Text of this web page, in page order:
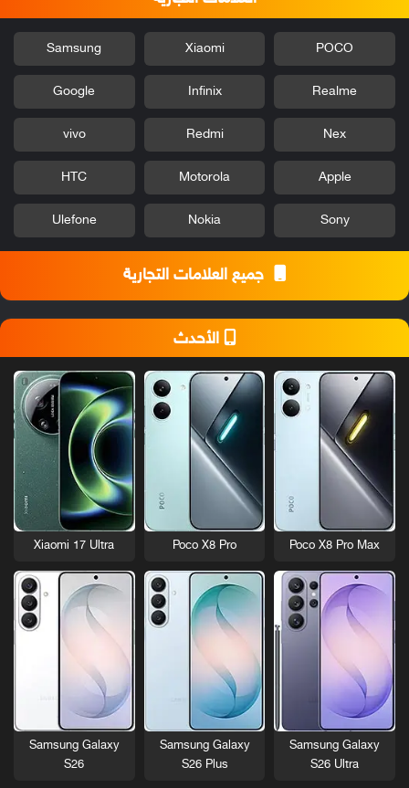
POCO
Xiaomi
Samsung
Realme
Infinix
Google
Nex
Redmi
vivo
Apple
Motorola
HTC
Sony
Nokia
Ulefone
جميع العلامات التجارية
الأحدث
Poco X8 Pro Max
Poco X8 Pro
Xiaomi 17 Ultra
Samsung Galaxy
S26 Ultra
Samsung Galaxy
S26 Plus
Samsung Galaxy
S26